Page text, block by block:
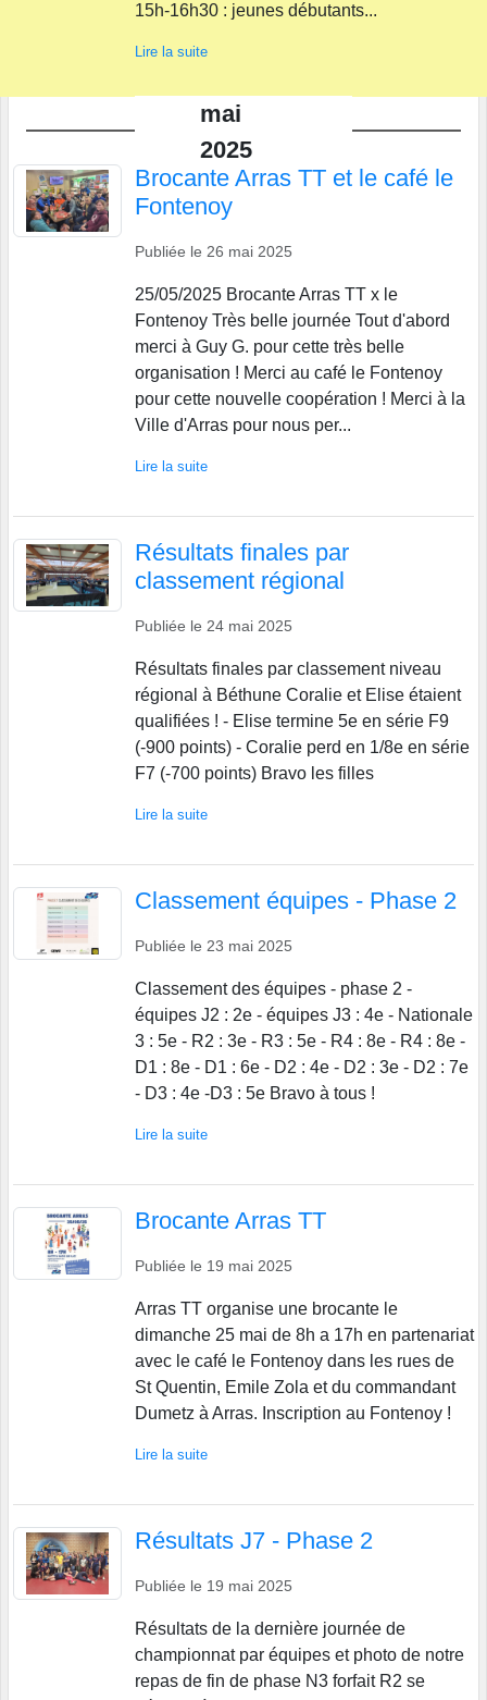
15h-16h30 : jeunes débutants...
Lire la suite
mai
2025
Brocante Arras TT et le café le
Fontenoy
Publiée le 26 mai 2025
25/05/2025 Brocante Arras TT x le
Fontenoy Très belle journée Tout d'abord
merci à Guy G. pour cette très belle
organisation ! Merci au café le Fontenoy
pour cette nouvelle coopération ! Merci à la
Ville d'Arras pour nous per...
Lire la suite
Résultats finales par
classement régional
Publiée le 24 mai 2025
Résultats finales par classement niveau
régional à Béthune Coralie et Elise étaient
qualifiées ! - Elise termine 5e en série F9
(-900 points) - Coralie perd en 1/8e en série
F7 (-700 points) Bravo les filles
Lire la suite
Classement équipes - Phase 2
Publiée le 23 mai 2025
Classement des équipes - phase 2 -
équipes J2 : 2e - équipes J3 : 4e - Nationale
3 : 5e - R2 : 3e - R3 : 5e - R4 : 8e - R4 : 8e -
D1 : 8e - D1 : 6e - D2 : 4e - D2 : 3e - D2 : 7e
- D3 : 4e -D3 : 5e Bravo à tous !
Lire la suite
Brocante Arras TT
Publiée le 19 mai 2025
Arras TT organise une brocante le
dimanche 25 mai de 8h a 17h en partenariat
avec le café le Fontenoy dans les rues de
St Quentin, Emile Zola et du commandant
Dumetz à Arras. Inscription au Fontenoy !
Lire la suite
Résultats J7 - Phase 2
Publiée le 19 mai 2025
Résultats de la dernière journée de
championnat par équipes et photo de notre
repas de fin de phase N3 forfait R2 se